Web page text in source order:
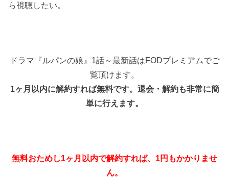
ら視聴したい。
ドラマ『ルパンの娘』1話～最新話はFODプレミアムでご
覧頂けます。
1ヶ月以内に解約すれば無料です。退会・解約も非常に簡
単に行えます。
無料おためし1ヶ月以内で解約すれば、1円もかかりませ
ん。